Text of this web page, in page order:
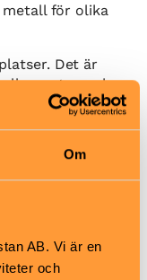
Om
AB. Vi är en
och
för olika
Det är
naturparken
biologiska
Stora ytor har
men
gungor och